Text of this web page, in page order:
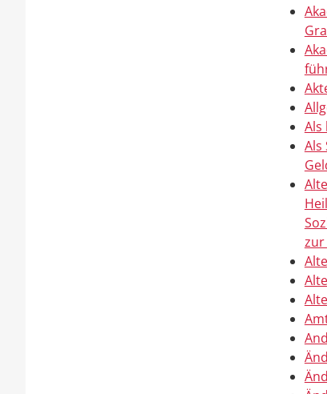
Als
Als
zur